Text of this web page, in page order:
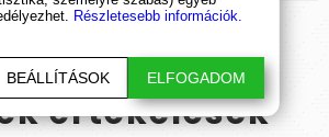
értékelések
Részletesebb információk.
BEÁLLÍTÁSOK ELFOGADOM